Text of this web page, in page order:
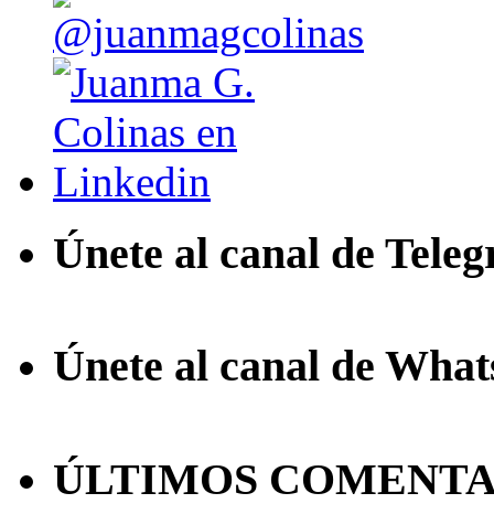
Únete al canal de
Únete al canal de
ÚLTIMOS